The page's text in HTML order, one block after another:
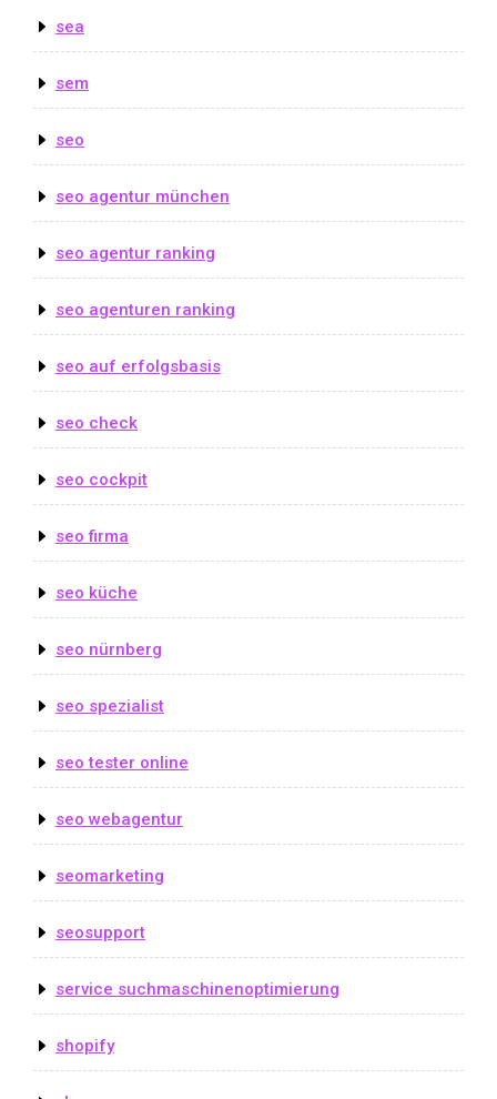
sea
sem
seo
seo agentur münchen
seo agentur ranking
seo agenturen ranking
seo auf erfolgsbasis
seo check
seo cockpit
seo firma
seo küche
seo nürnberg
seo spezialist
seo tester online
seo webagentur
seomarketing
seosupport
service suchmaschinenoptimierung
shopify